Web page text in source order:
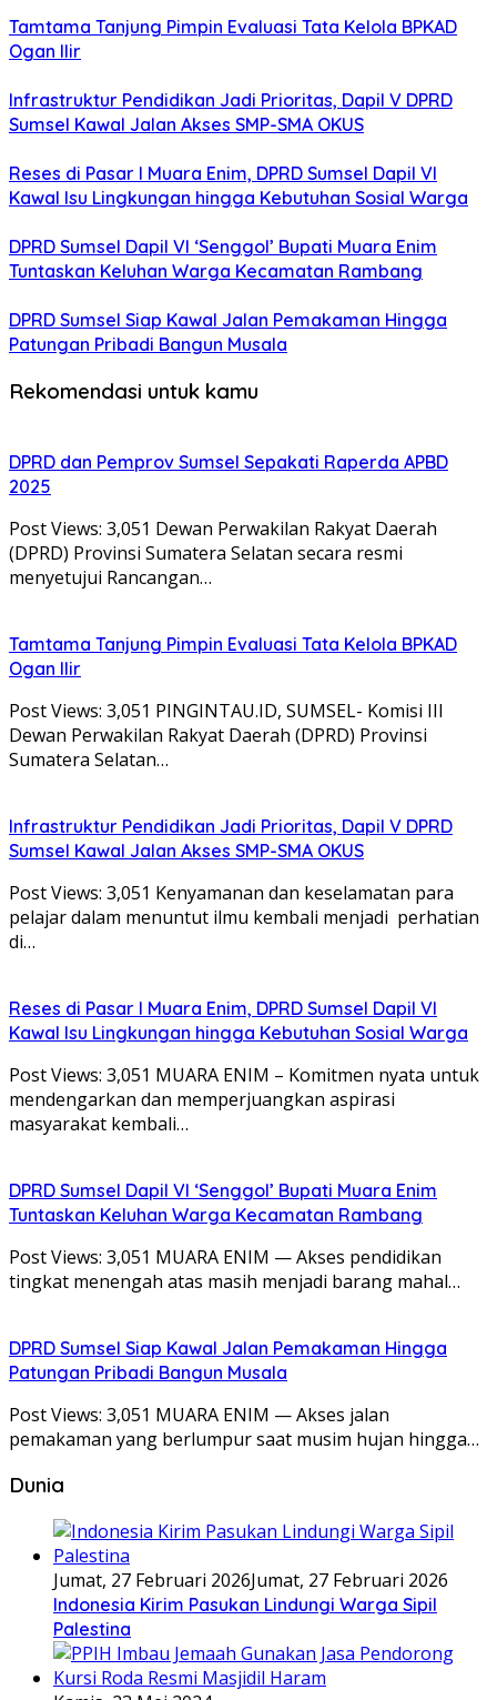
Tamtama Tanjung Pimpin Evaluasi Tata Kelola BPKAD
Ogan Ilir
Infrastruktur Pendidikan Jadi Prioritas, Dapil V DPRD
Sumsel Kawal Jalan Akses SMP-SMA OKUS
Reses di Pasar I Muara Enim, DPRD Sumsel Dapil VI
Kawal Isu Lingkungan hingga Kebutuhan Sosial Warga
DPRD Sumsel Dapil VI ‘Senggol’ Bupati Muara Enim
Tuntaskan Keluhan Warga Kecamatan Rambang
DPRD Sumsel Siap Kawal Jalan Pemakaman Hingga
Patungan Pribadi Bangun Musala
Rekomendasi untuk kamu
DPRD dan Pemprov Sumsel Sepakati Raperda APBD
2025
Post Views: 3,051 Dewan Perwakilan Rakyat Daerah
(DPRD) Provinsi Sumatera Selatan secara resmi
menyetujui Rancangan…
Tamtama Tanjung Pimpin Evaluasi Tata Kelola BPKAD
Ogan Ilir
Post Views: 3,051 PINGINTAU.ID, SUMSEL- Komisi III
Dewan Perwakilan Rakyat Daerah (DPRD) Provinsi
Sumatera Selatan…
Infrastruktur Pendidikan Jadi Prioritas, Dapil V DPRD
Sumsel Kawal Jalan Akses SMP-SMA OKUS
Post Views: 3,051 Kenyamanan dan keselamatan para
pelajar dalam menuntut ilmu kembali menjadi perhatian
di…
Reses di Pasar I Muara Enim, DPRD Sumsel Dapil VI
Kawal Isu Lingkungan hingga Kebutuhan Sosial Warga
Post Views: 3,051 ​MUARA ENIM – Komitmen nyata untuk
mendengarkan dan memperjuangkan aspirasi
masyarakat kembali…
DPRD Sumsel Dapil VI ‘Senggol’ Bupati Muara Enim
Tuntaskan Keluhan Warga Kecamatan Rambang
Post Views: 3,051 MUARA ENIM — Akses pendidikan
tingkat menengah atas masih menjadi barang mahal…
DPRD Sumsel Siap Kawal Jalan Pemakaman Hingga
Patungan Pribadi Bangun Musala
Post Views: 3,051 MUARA ENIM — Akses jalan
pemakaman yang berlumpur saat musim hujan hingga…
Dunia
Jumat, 27 Februari 2026Jumat, 27 Februari 2026
Indonesia Kirim Pasukan Lindungi Warga Sipil
Palestina